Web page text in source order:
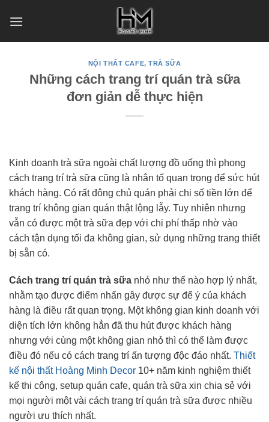
NỘI THẤT CAFE, TRÀ SỮA
Những cách trang trí quán trà sữa
đơn giản dễ thực hiện
Kinh doanh trà sữa ngoài chất lượng đồ uống thì phong
cách trang trí trà sữa cũng là nhân tố quan trọng để sức hút
khách hàng. Có rất đông chủ quán phải chi số tiền lớn để
trang trí không gian quán thật lộng lẫy. Tuy nhiên nhưng
vẫn có được một trà sữa đẹp với chi phí thấp nhờ vào
cách tận dụng tối đa không gian, sử dụng những trang thiết
bị sẵn có.
Cách trang trí quán trà sữa nhỏ như thế nào hợp lý nhất,
nhằm tạo được điểm nhấn gây được sự để ý của khách
hàng là điều rất quan trọng. Một không gian kinh doanh với
diện tích lớn không hẳn đã thu hút được khách hàng
nhưng với cùng một không gian nhỏ thì có thể làm được
điều đó nếu có cách trang trí ấn tượng độc đáo nhất. Thiết
kế nội thất Hoàng Minh Decor 10+ năm kinh nghiệm thiết
kế thi công, setup quán cafe, quán trà sữa xin chia sẻ với
mọi người một vài cách trang trí quán trà sữa được nhiều
người ưu thích nhất.